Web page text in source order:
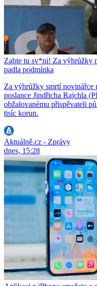
Zabte tu sv*ni! Za výhrůžky
padla podmínka
Za výhrůžky smrtí novinářce
poslance Jindřicha Rajchla
obžalovanému přispěvateli
tisíc korun.
Aktuálně.cz - Zprávy
dnes, 15:28